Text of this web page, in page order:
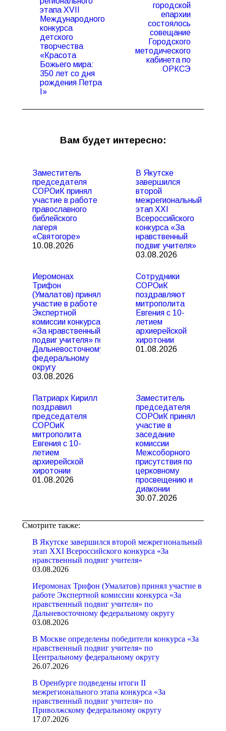
Предыдущая
запись:
этапа XVII
Международного
конкурса
детского
творчества
«Красота
Божьего мира:
350 лет со дня
рождения Петра
I»
Следующая
запись:
городской
епархии
состоялось
совещание
Городского
методического
кабинета по
ОРКСЭ
Вам будет интересно:
Заместитель
председателя
СОРОиК принял
участие в работе
православного
библейского
лагеря
«Святогоре»
10.08.2026
В Якутске
завершился
второй
межрегиональный
этап XXI
Всероссийского
конкурса «За
нравственный
подвиг учителя»
03.08.2026
Иеромонах
Трифон
(Умалатов) принял
участие в работе
Экспертной
комиссии конкурса
«За нравственный
подвиг учителя» по
Дальневосточному
федеральному
округу
03.08.2026
Сотрудники
СОРОиК
поздравляют
митрополита
Евгения с 10-
летием
архиерейской
хиротонии
01.08.2026
Патриарх Кирилл
поздравил
председателя
СОРОиК
митрополита
Евгения с 10-
летием
архиерейской
хиротонии
01.08.2026
Заместитель
председателя
СОРОиК принял
участие в
заседание
комиссии
Межсоборного
присутствия по
церковному
просвещению и
диаконии
30.07.2026
Смотрите также:
В Якутске завершился второй межрегиональный
этап XXI Всероссийского конкурса «За
нравственный подвиг учителя»
03.08.2026
Иеромонах Трифон (Умалатов) принял участие в
работе Экспертной комиссии конкурса «За
нравственный подвиг учителя» по
Дальневосточному федеральному округу
03.08.2026
В Москве определены победители конкурса «За
нравственный подвиг учителя» по
Центральному федеральному округу
26.07.2026
В Оренбурге подведены итоги II
межрегионального этапа конкурса «За
нравственный подвиг учителя» по
Приволжскому федеральному округу
17.07.2026